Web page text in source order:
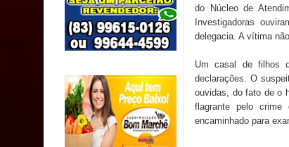
SUS
MULUNGU: Servidora revela Perseguição
população
Caldas Brandão: IPMCB responde
são referentes a débitos históricos
do Núcleo de
Investigadoras
delegacia. A vítima
Um casal de filhos
declarações. O
ouvidas, do fato de o
flagrante pelo
encaminhado para